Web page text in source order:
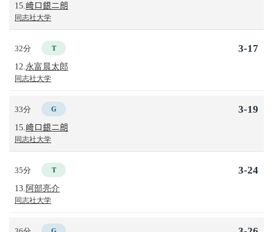
15. 﨑口銀二朗
同志社大学
32分 T
12. 永富晨太郎
同志社大学
3-17
33分 G
15. 﨑口銀二朗
同志社大学
3-19
35分 T
13. 阿部亮介
同志社大学
3-24